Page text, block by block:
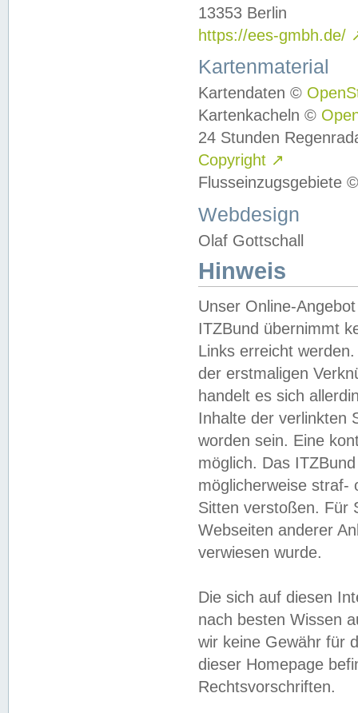
13353 Berlin
https://ees-gmbh.de/
Kartenmaterial
Kartendaten ©
Kartenkacheln ©
24 Stunden
Copyright ↗
Flusseinzugsgebiete
Webdesign
Olaf Gottschall
Hinweis
Unser Online-
ITZBund übernimmt
Links erreicht
der erstmaligen
handelt es sich
Inhalte der verlinkten
worden sein. Eine
möglich. Das
möglicherweise straf-
Sitten verstoßen. Für
Webseiten anderer
verwiesen wurde.
Die sich auf diesen
nach besten Wissen
wir keine Gewähr für
dieser Homepage
Rechtsvorschriften.